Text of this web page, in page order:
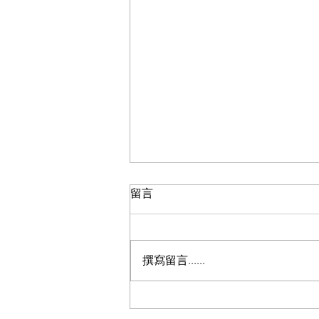
留言
撰寫留言......